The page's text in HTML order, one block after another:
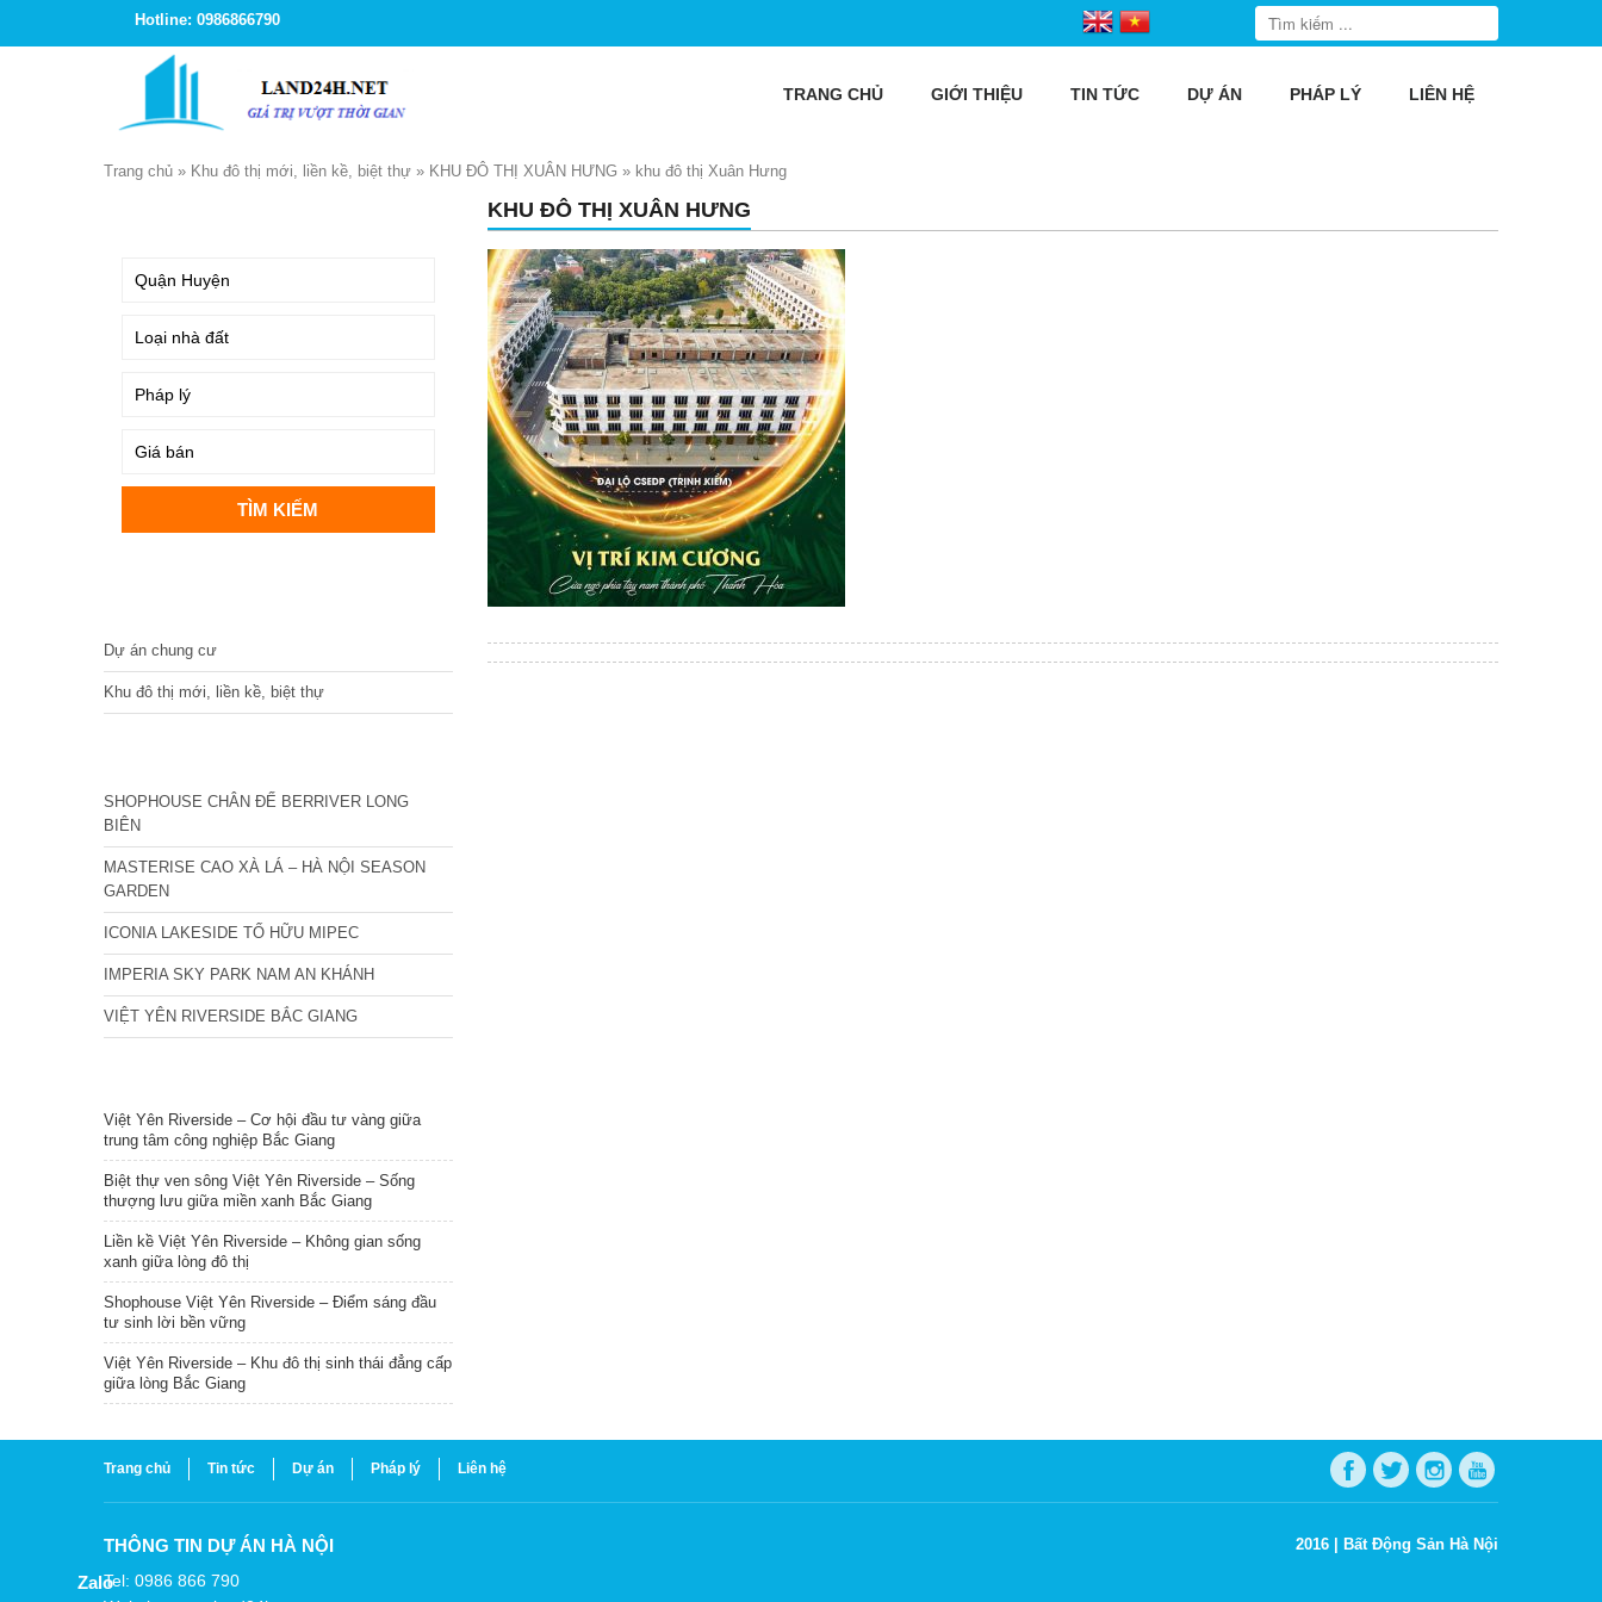
Hotline: 0986866790
TRANG CHỦ GIỚI THIỆU TIN TỨC DỰ ÁN PHÁP LÝ LIÊN HỆ
Trang chủ » Khu đô thị mới, liền kề, biệt thự » KHU ĐÔ THỊ XUÂN HƯNG » khu đô thị Xuân Hưng
KHU ĐÔ THỊ XUÂN HƯNG
Dự án chung cư
Khu đô thị mới, liền kề, biệt thự
SHOPHOUSE CHÂN ĐẾ BERRIVER LONG
BIÊN
MASTERISE CAO XÀ LÁ – HÀ NỘI SEASON
GARDEN
ICONIA LAKESIDE TỐ HỮU MIPEC
IMPERIA SKY PARK NAM AN KHÁNH
VIỆT YÊN RIVERSIDE BẮC GIANG
Việt Yên Riverside – Cơ hội đầu tư vàng giữa
trung tâm công nghiệp Bắc Giang
Biệt thự ven sông Việt Yên Riverside – Sống
thượng lưu giữa miền xanh Bắc Giang
Liền kề Việt Yên Riverside – Không gian sống
xanh giữa lòng đô thị
Shophouse Việt Yên Riverside – Điểm sáng đầu
tư sinh lời bền vững
Việt Yên Riverside – Khu đô thị sinh thái đẳng cấp
giữa lòng Bắc Giang
Trang chủ Tin tức Dự án Pháp lý Liên hệ
THÔNG TIN DỰ ÁN HÀ NỘI
Tel: 0986 866 790
2016 | Bất Động Sản Hà Nội
Zalo